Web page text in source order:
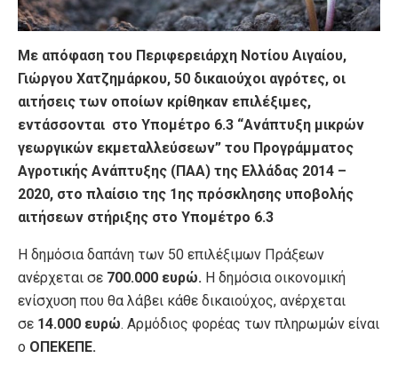
Με απόφαση του Περιφερειάρχη Νοτίου Αιγαίου,
Γιώργου Χατζημάρκου, 50 δικαιούχοι αγρότες, οι
αιτήσεις των οποίων κρίθηκαν επιλέξιμες,
εντάσσονται στο Υπομέτρο 6.3 “Ανάπτυξη μικρών
γεωργικών εκμεταλλεύσεων” του Προγράμματος
Αγροτικής Ανάπτυξης (ΠΑΑ) της Ελλάδας 2014 –
2020, στο πλαίσιο της 1ης πρόσκλησης υποβολής
αιτήσεων στήριξης στο Υπομέτρο 6.3
Η δημόσια δαπάνη των 50 επιλέξιμων Πράξεων
ανέρχεται σε 700.000 ευρώ. Η δημόσια οικονομική
ενίσχυση που θα λάβει κάθε δικαιούχος, ανέρχεται
σε 14.000 ευρώ. Αρμόδιος φορέας των πληρωμών είναι
ο ΟΠΕΚΕΠΕ.